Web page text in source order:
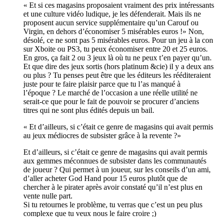
Et si ces magasins proposaient vraiment des prix intéressants
et une culture vidéo ludique, je les défenderait. Mais ils ne
proposent aucun service supplémentaire qu’un Carouf ou
Virgin, en dehors d’économiser 5 misérables euros !
Non,
désolé, ce ne sont pas 5 misérables euros. Pour un jeu à la con
sur Xboite ou PS3, tu peux économiser entre 20 et 25 euros.
En gros, ça fait 2 ou 3 jeux là où tu ne peux t’en payer qu’un.
Et que dire des jeux sortis (hors platinum &cie) il y a deux ans
ou plus ? Tu penses peut être que les éditeurs les rééditeraient
juste pour te faire plaisir parce que tu l’as manqué à
l’époque ? Le marché de l’occasion a une réelle utilité ne
serait-ce que pour le fait de pouvoir se procurer d’anciens
titres qui ne sont plus édités depuis un bail.
Et d’ailleurs, si c’était ce genre de magasins qui avait permis
au jeux médiocres de subsister grâce à la revente ?
Et d’ailleurs, si c’était ce genre de magasins qui avait permis
aux gemmes méconnues de subsister dans les communautés
de joueur ? Qui permet à un joueur, sur les conseils d’un ami,
d’aller acheter God Hand pour 15 euros plutôt que de
chercher à le pirater après avoir constaté qu’il n’est plus en
vente nulle part.
Si tu retournes le problème, tu verras que c’est un peu plus
complexe que tu veux nous le faire croire ;)